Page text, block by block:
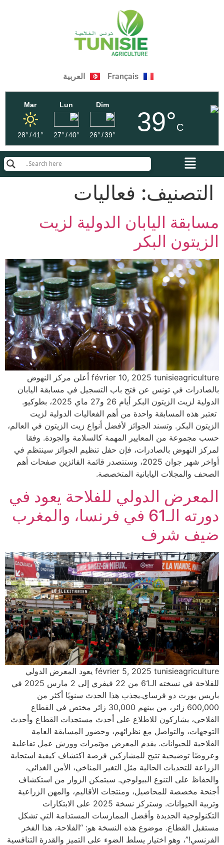
Français العربية
39°C
Dim
39°
/
26°
Lun
40°
/
27°
Mar
41°
/
28°
التصنيف: فعاليات
مسابقة اليابان الدولية لزيت
الزيتون البكر
février 10, 2025 tunisieagriculture أعلن مركز النهوض
بالصادرات في تونس عن فتح باب التسجيل في مسابقة اليابان
الدولية لزيت الزيتون البكر أيام 26 و27 ماي 2025، بطوكيو.
تعتبر هذه المسابقة واحدة من أهم الفعاليات الدولية لزيت
الزيتون البكر. وتسند الجوائز لأفضل أنواع زيت الزيتون في العالم،
حسب مجموعة من المعايير المهمة كالسلامة والجودة. وفقا
لمركز النهوض بالصادرات، فإن حفل تنظيم الجوائز سينتظم في
أواخر شهر جوان 2025، وستتصدر قائمة الفائزين صفحات أهم
الصحف والمجلات اليابانية المتخصصة.
المعرض الدولي للفلاحة يعود في
دورته الـ61 في فرنسا، والمغرب
ضيف شرف
février 5, 2025 tunisieagriculture يعود المعرض الدولي
للفلاحة في نسخته الـ61 من 22 فيفري إلى 2 مارس 2025 في
باريس بورت دو فرساي.يجذب هذا الحدث سنويًا أكثر من
600,000 زائر، من بينهم 30,000 زائر مختص في القطاع
الفلاحي، يشاركون للاطلاع على أحدث مستجدات القطاع وأحدث
التوجهات، والتواصل مع نظرائهم، وحضور المسابقة العامة
الفلاحية للحيوانات. يقدم المعرض مؤتمرات وورش عمل تفاعلية
وعروضًا توضيحية تتيح للمشاركين فرصة اكتشاف كيفية استجابة
الزراعة للتحديات الحالية مثل التغير المناخي، الأمن الغذائي،
والحفاظ على التنوع البيولوجي. سيتمكن الزوار من استكشاف
أجنحة مخصصة للمحاصيل، ومنتجات الأقاليم، والمهن الزراعية
وتربية الحيوانات. وستركز نسخة 2025 على الابتكارات
التكنولوجية الجديدة وأفضل الممارسات المستدامة التي تشكل
مستقبل القطاع. موضوع هذه النسخة هو: “الفلاحة، هذا الفخر
الفرنسي!”، وهو اختيار يسلط الضوء على التميز والقدرة التنافسية